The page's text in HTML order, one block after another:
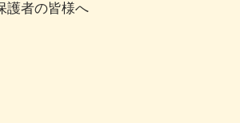
護者の皆様へ